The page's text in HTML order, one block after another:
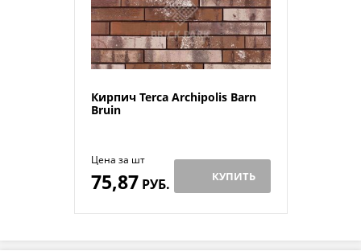
Кирпич Terca Archipolis Barn
Bruin
Цена за шт
75,87 РУБ. КУПИТЬ